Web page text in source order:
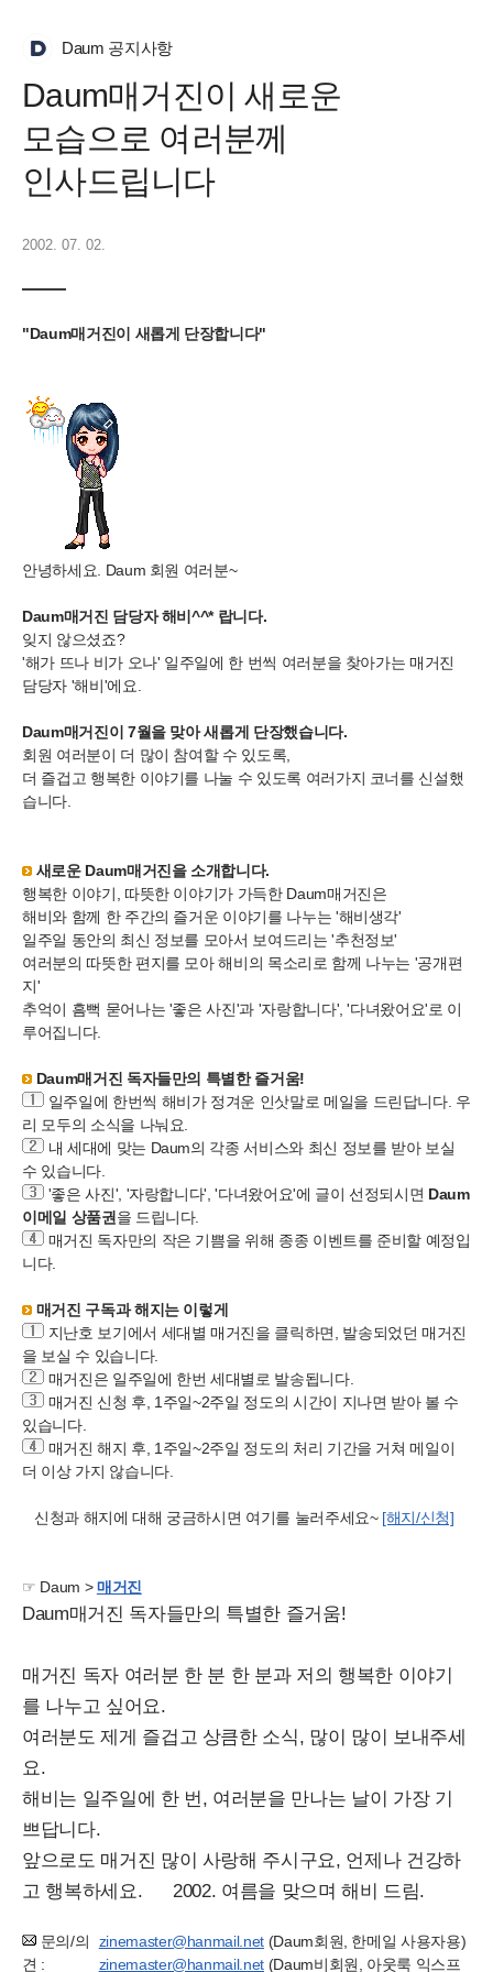
Daum 공지사항
Daum매거진이 새로운
모습으로 여러분께
인사드립니다
2002. 07. 02.
"Daum매거진이 새롭게 단장합니다"
안녕하세요. Daum 회원 여러분~
Daum매거진 담당자 해비^^* 랍니다.
잊지 않으셨죠?
'해가 뜨나 비가 오나' 일주일에 한 번씩 여러분을 찾아가는 매거진
담당자 '해비'에요.
Daum매거진이 7월을 맞아 새롭게 단장했습니다.
회원 여러분이 더 많이 참여할 수 있도록,
더 즐겁고 행복한 이야기를 나눌 수 있도록 여러가지 코너를 신설했
습니다.
새로운 Daum매거진을 소개합니다.
행복한 이야기, 따뜻한 이야기가 가득한 Daum매거진은
해비와 함께 한 주간의 즐거운 이야기를 나누는 '해비생각'
일주일 동안의 최신 정보를 모아서 보여드리는 '추천정보'
여러분의 따뜻한 편지를 모아 해비의 목소리로 함께 나누는 '공개편
지'
추억이 흠뻑 묻어나는 '좋은 사진'과 '자랑합니다', '다녀왔어요'로 이
루어집니다.
Daum매거진 독자들만의 특별한 즐거움!
일주일에 한번씩 해비가 정겨운 인삿말로 메일을 드린답니다. 우
리 모두의 소식을 나눠요.
내 세대에 맞는 Daum의 각종 서비스와 최신 정보를 받아 보실
수 있습니다.
'좋은 사진', '자랑합니다', '다녀왔어요'에 글이 선정되시면 Daum
이메일 상품권 을 드립니다.
매거진 독자만의 작은 기쁨을 위해 종종 이벤트를 준비할 예정입
니다.
매거진 구독과 해지는 이렇게
지난호 보기에서 세대별 매거진을 클릭하면, 발송되었던 매거진
을 보실 수 있습니다.
매거진은 일주일에 한번 세대별로 발송됩니다.
매거진 신청 후, 1주일~2주일 정도의 시간이 지나면 받아 볼 수
있습니다.
매거진 해지 후, 1주일~2주일 정도의 처리 기간을 거쳐 메일이
더 이상 가지 않습니다.
신청과 해지에 대해 궁금하시면 여기를 눌러주세요~ [해지/신청]
☞ Daum >매거진
Daum매거진 독자들만의 특별한 즐거움!
매거진 독자 여러분 한 분 한 분과 저의 행복한 이야기
를 나누고 싶어요.
여러분도 제게 즐겁고 상큼한 소식, 많이 많이 보내주세
요.
해비는 일주일에 한 번, 여러분을 만나는 날이 가장 기
쁘답니다.
앞으로도 매거진 많이 사랑해 주시구요, 언제나 건강하
고 행복하세요. 2002. 여름을 맞으며 해비 드림.
문의/의
견 :
zinemaster@hanmail.net(Daum회원, 한메일 사용자용)
zinemaster@hanmail.net(Daum비회원, 아웃룩 익스프